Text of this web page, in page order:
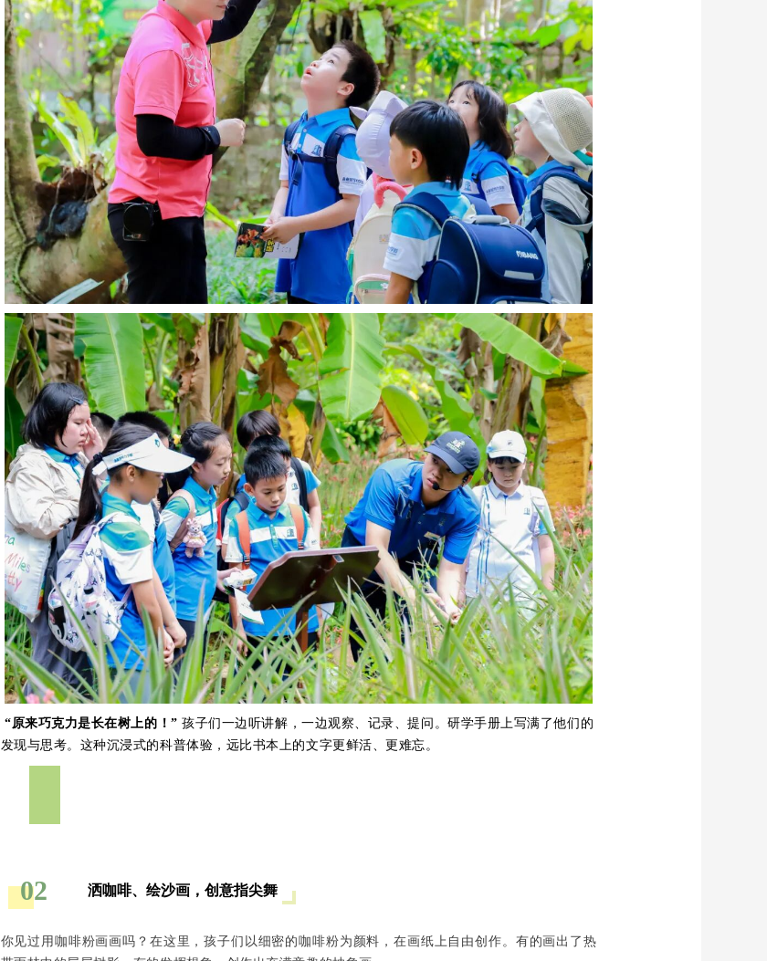
“原来巧克力是长在树上的！” 孩子们一边听讲解，一边观察、记录、提问。研学手册上写满了他们的
发现与思考。这种沉浸式的科普体验，远比书本上的文字更鲜活、更难忘。
02 洒咖啡、绘沙画，创意指尖舞
你见过用咖啡粉画画吗？在这里，孩子们以细密的咖啡粉为颜料，在画纸上自由创作。有的画出了热